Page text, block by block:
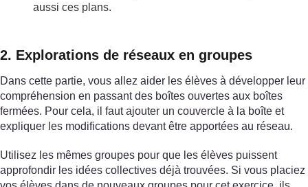
aussi ces plans.
2. Explorations de réseaux en groupes
Dans cette partie, vous allez aider les élèves à développer leur
compréhension en passant des boîtes ouvertes aux boîtes
fermées. Pour cela, il faut ajouter un couvercle à la boîte et
expliquer les modifications devant être apportées au réseau.
Utilisez les mêmes groupes pour que les élèves puissent
approfondir les idées collectives déjà trouvées. Si vous placiez